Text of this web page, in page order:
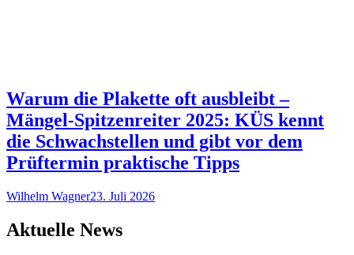
Warum die Plakette oft ausbleibt –
Mängel-Spitzenreiter 2025: KÜS kennt
die Schwachstellen und gibt vor dem
Prüftermin praktische Tipps
Wilhelm Wagner23. Juli 2026
Aktuelle News